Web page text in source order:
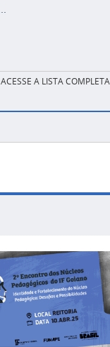
ACESSE A LISTA COMPLETA